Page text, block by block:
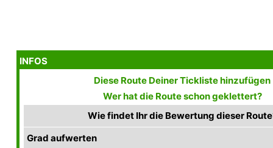
INFOS
Diese Route Deiner Tickliste hinzufügen
Wer hat die Route schon geklettert?
Wie findet Ihr die Bewertung dieser
Grad aufwerten